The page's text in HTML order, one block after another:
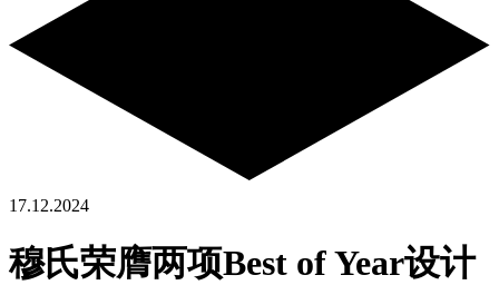
17.12.2024
穆氏荣膺两项Best of Year设计